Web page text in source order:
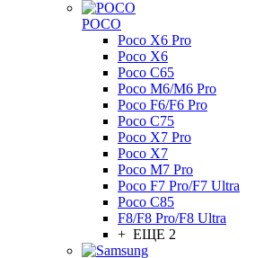
POCO
Poco X6 Pro
Poco X6
Poco C65
Poco M6/M6 Pro
Poco F6/F6 Pro
Poco C75
Poco X7 Pro
Poco X7
Poco M7 Pro
Poco F7 Pro/F7 Ultra
Poco C85
F8/F8 Pro/F8 Ultra
+ ЕЩЕ 2